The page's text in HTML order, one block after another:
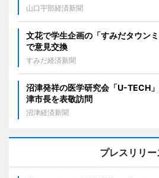
山口宇部経済新聞
文花で学生企画の「すみだタウン
で意見交換
すみだ経済新聞
沼津発祥の医学研究会「U-TECH
津市長を表敬訪問
沼津経済新聞
プレスリリー